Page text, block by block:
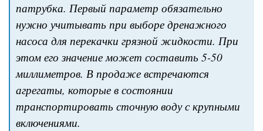
патрубка. Первый параметр обязательно
нужно учитывать при выборе дренажного
насоса для перекачки грязной жидкости. При
этом его значение может составить 5-50
миллиметров. В продаже встречаются
агрегаты, которые в состоянии
транспортировать сточную воду с крупными
включениями.